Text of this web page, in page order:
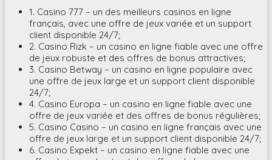
1. Casino 777 – un des meilleurs casinos en ligne
français, avec une offre de jeux variée et un support
client disponible 24/7;
2. Casino Rizk – un casino en ligne fiable avec une offre
de jeux robuste et des offres de bonus attractives;
3. Casino Betway – un casino en ligne populaire avec
une offre de jeux large et un support client disponible
24/7;
4. Casino Europa – un casino en ligne fiable avec une
offre de jeux variée et des offres de bonus régulières;
5. Casino Casino – un casino en ligne français avec une
offre de jeux large et un support client disponible 24/7;
6. Casino Expekt – un casino en ligne fiable avec une